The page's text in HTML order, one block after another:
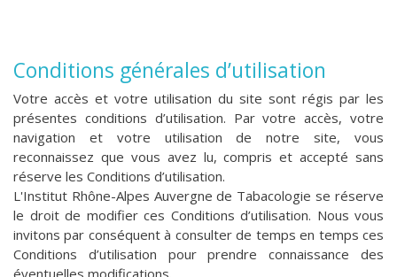
Conditions générales d’utilisation
Votre accès et votre utilisation du site sont régis par les
présentes conditions d’utilisation. Par votre accès, votre
navigation et votre utilisation de notre site, vous
reconnaissez que vous avez lu, compris et accepté sans
réserve les Conditions d’utilisation.
L'Institut Rhône-Alpes Auvergne de Tabacologie se réserve
le droit de modifier ces Conditions d’utilisation. Nous vous
invitons par conséquent à consulter de temps en temps ces
Conditions d’utilisation pour prendre connaissance des
éventuelles modifications.